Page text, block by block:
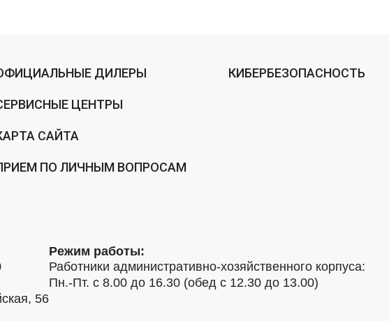
ДИЛЕРЫ
ЦЕНТРЫ
САЙТА
ПО ЛИЧНЫМ ВОПРОСАМ
КИБЕРБЕЗОПАСНОСТЬ
56
Режим работы:
Работники административно-хозяйственного корпуса:
Пн.-Пт. с 8.00 до 16.30 (обед с 12.30 до 13.00)